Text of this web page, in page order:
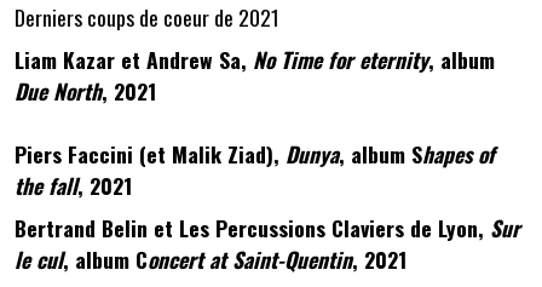
Derniers coups de coeur de 2021
Liam Kazar et Andrew Sa, No Time for eternity, album
Due North, 2021
Piers Faccini (et Malik Ziad), Dunya, album Shapes of
the fall, 2021
Bertrand Belin et Les Percussions Claviers de Lyon, Sur
le cul, album Concert at Saint-Quentin, 2021